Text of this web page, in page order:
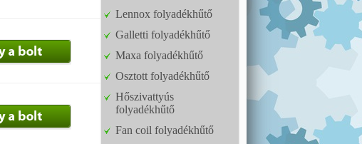
Lennox folyadékhűtő
Galletti folyadékhűtő
Maxa folyadékhűtő
Osztott folyadékhűtő
Hőszivattyús
folyadékhűtő
Fan coil folyadékhűtő